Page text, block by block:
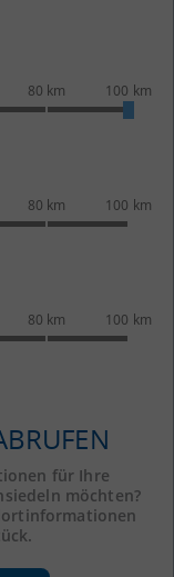
80 km 100 km
80 km 100 km
80 km 100 km
für Ihre
möchten?